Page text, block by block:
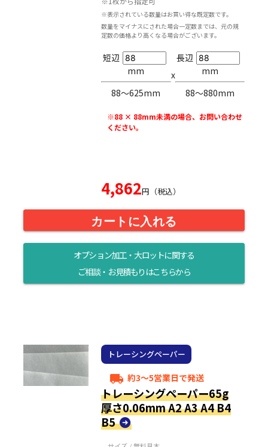
※表示されている数量はお買い得な既定数です。
数量をマイナスにされた場合一定数までは、元の規
定数の価格より高くなる場合がございます。
短辺
mm
88〜625mm
x
長辺
mm
88〜880mm
※88 × 88mm未満の場合、お問い合わせ
ください。
4,862円（税込）
カートに入れる
オプション加工・大ロットに関する
ご相談・お見積もりはこちらから
トレーシングペーパー
local_shipping 約3～5営業日で発送
トレーシングペーパー65g
厚さ0.06mm A2 A3 A4 B4
B5